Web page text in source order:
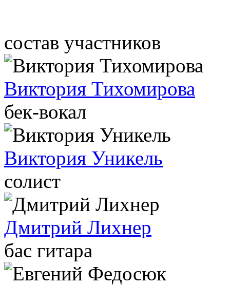
состав участников
Виктория Тихомирова
бек-вокал
Виктория Уникель
солист
Дмитрий Лихнер
бас гитара